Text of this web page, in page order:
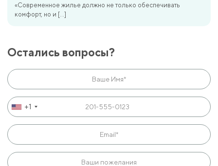
«Современное жилье должно не только обеспечивать
комфорт, но и […]
Остались вопросы?
+1